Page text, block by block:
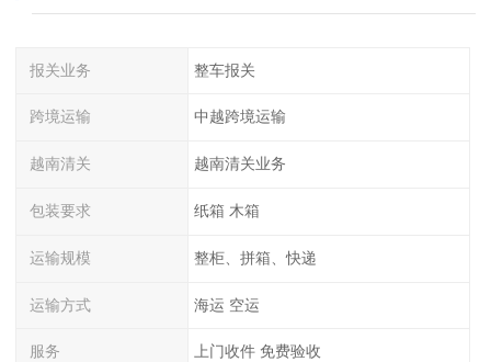
报关业务 整车报关
跨境运输 中越跨境运输
越南清关 越南清关业务
包装要求 纸箱 木箱
运输规模 整柜、拼箱、快递
运输方式 海运 空运
服务 上门收件 免费验收